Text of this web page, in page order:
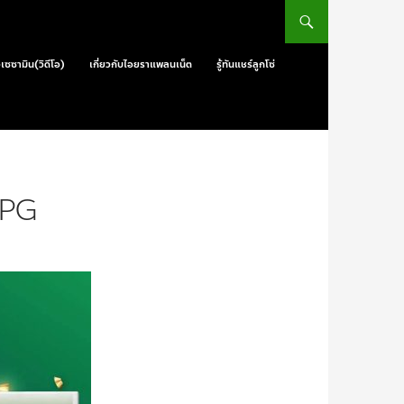
ซซามิน(วิดีโอ) เกี่ยวกับไอยราแพลนเน็ต รู้ทันแชร์ลูกโซ่